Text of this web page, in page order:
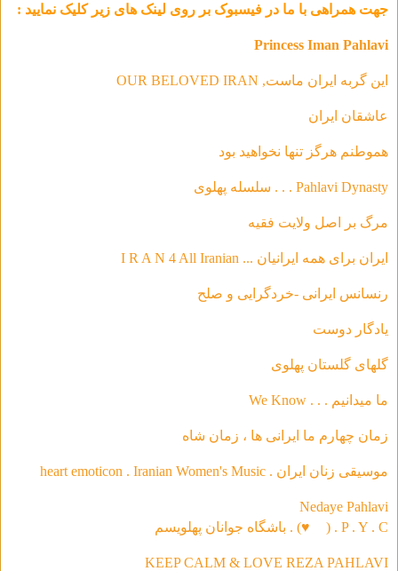
جهت همراهی با ما در فیسبوک بر روی لینک های زیر کلیک نمایید :
Princess Iman Pahlavi
این گربه ایران ماست, OUR BELOVED IRAN
عاشقان ایران
هموطنم هرگز تنها نخواهید بود
Pahlavi Dynasty . . . سلسله‌ پهلوی
مرگ بر اصل ولایت فقیه
ایران برای همه ایرانیان ... I R A N 4 All Iranian
رنسانس ایرانی -خردگرایی و صلح
يادگار دوست
گلهاى گلستان پهلوى
ما ميدانيم . . . We Know
زمان چهارم ما ايرانى ها ، زمان شاه
موسیقی‌ زنان ایران . heart emoticon . Iranian Women's Music
Nedaye Pahlavi
P . Y . C . (
♥) . باشگاه جوانان پهلویسم
KEEP CALM & LOVE REZA PAHLAVI